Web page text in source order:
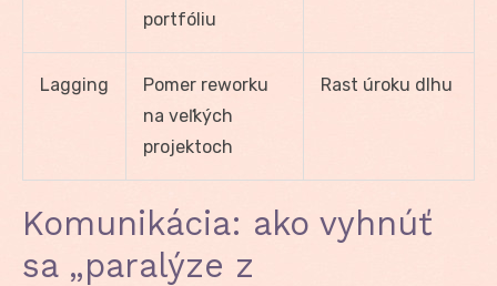
portfóliu
Lagging
Pomer reworku
na veľkých
projektoch
Rast úroku dlhu
Komunikácia: ako vyhnúť
sa „paralýze z